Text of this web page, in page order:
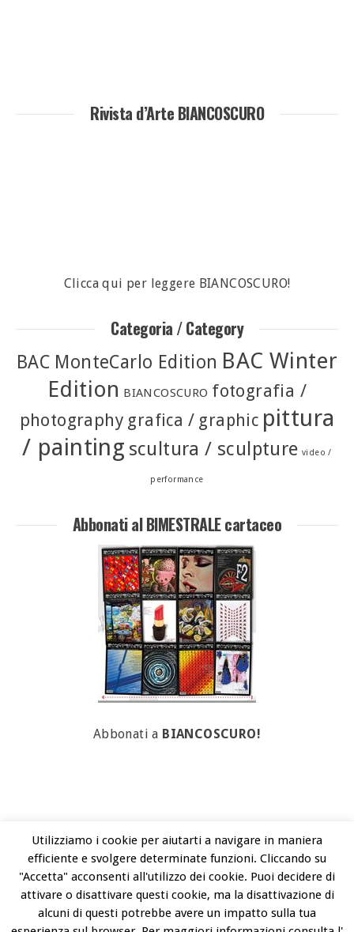
Rivista d’Arte BIANCOSCURO
Clicca qui per leggere BIANCOSCURO!
Categoria / Category
BAC MonteCarlo Edition BAC Winter
Edition BIANCOSCURO fotografia /
photography grafica / graphic pittura
/ painting scultura / sculpture video /
performance
Abbonati al BIMESTRALE cartaceo
Abbonati a BIANCOSCURO!
BIANCOSCURO VIALE INDIPENDENZA 26 - 27100 PAVIA / TEL. +3903821902778
ARTCONTEST@BIANCOSCURO.COM
COPYRIGHT © 2026 ART CONTEST. POWERED BY LIBEREMENTI - IDEE PER
Utilizziamo i cookie per aiutarti a navigare in maniera
efficiente e svolgere determinate funzioni. Cliccando su
"Accetta" acconsenti all'utilizzo dei cookie. Puoi decidere di
attivare o disattivare questi cookie, ma la disattivazione di
alcuni di questi potrebbe avere un impatto sulla tua